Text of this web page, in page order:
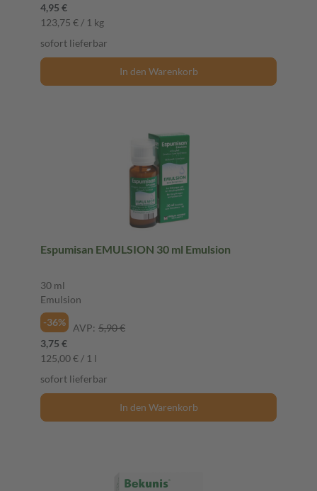
4,95 €
123,75 € / 1 kg
sofort lieferbar
In den Warenkorb
Espumisan EMULSION 30 ml Emulsion
30 ml
Emulsion
-36%
AVP: 5,90 €
3,75 €
125,00 € / 1 l
sofort lieferbar
In den Warenkorb